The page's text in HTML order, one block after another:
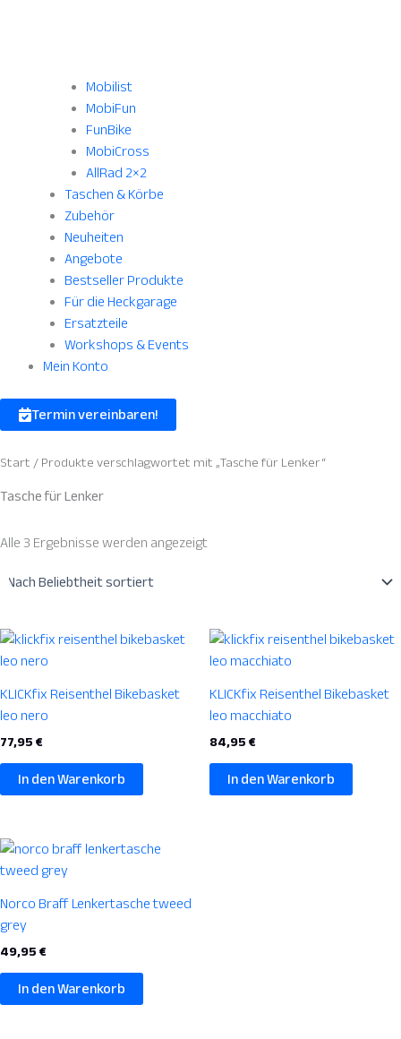
Mobilist
MobiFun
FunBike
MobiCross
AllRad 2×2
Taschen & Körbe
Zubehör
Neuheiten
Angebote
Bestseller Produkte
Für die Heckgarage
Ersatzteile
Workshops & Events
Mein Konto
Termin vereinbaren!
Start / Produkte verschlagwortet mit „Tasche für Lenker“
Tasche für Lenker
Alle 3 Ergebnisse werden angezeigt
KLICKfix Reisenthel Bikebasket
leo nero
77,95 €
In den Warenkorb
KLICKfix Reisenthel Bikebasket
leo macchiato
84,95 €
In den Warenkorb
Norco Braff Lenkertasche tweed
grey
49,95 €
In den Warenkorb